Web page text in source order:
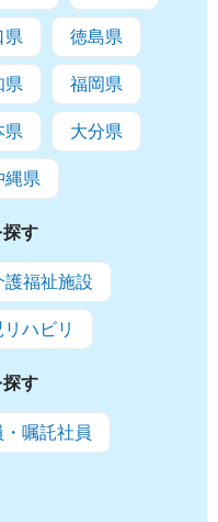
県 徳島県
県 福岡県
県 大分県
縄県
す
護福祉施設
ハビリ
す
嘱託社員